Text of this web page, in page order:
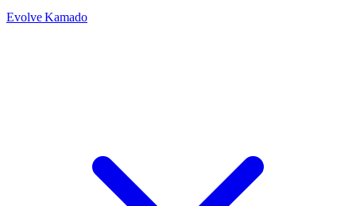
Evolve Kamado